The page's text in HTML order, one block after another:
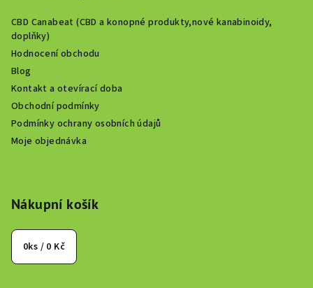
CBD Canabeat (CBD a konopné produkty,nové kanabinoidy,
doplňky)
Hodnocení obchodu
Blog
Kontakt a otevírací doba
Obchodní podmínky
Podmínky ochrany osobních údajů
Moje objednávka
Nákupní košík
0ks / 0 Kč